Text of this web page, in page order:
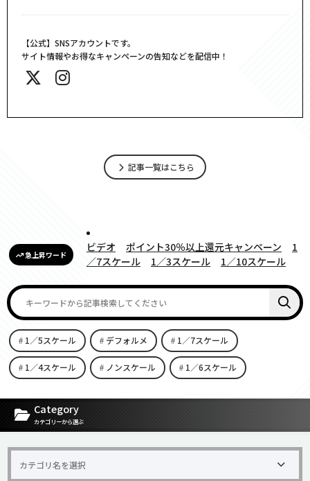
【公式】SNSアカウントです。
サイト情報やお得なキャンペーンの告知などを配信中！
記事一覧はこちら
急上昇ワード
ビデオ ポイント30％以上還元キャンペーン
1
／7スケール
1／3スケール 1／10スケール
1／5スケール デフォルメ 1／7スケール
1／4スケール ノンスケール 1／6スケール
[carousel-horizontal-posts-content-slider id=9342]
Category
カテゴリーから選ぶ